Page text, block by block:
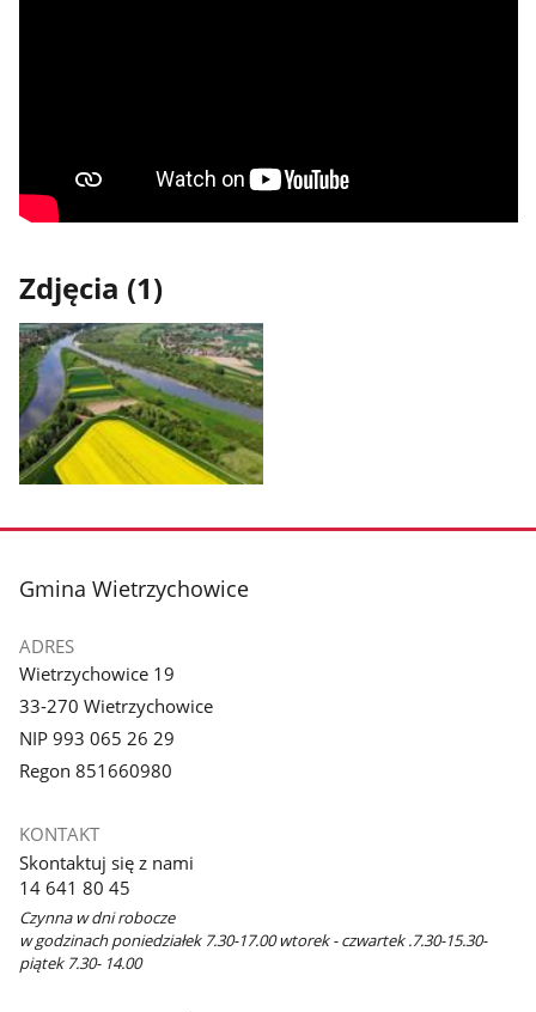
Zdjęcia (1)
galerii.
stopka
Gmina Wietrzychowice
ADRES
Wietrzychowice 19
33-270 Wietrzychowice
NIP 993 065 26 29
Regon 851660980
KONTAKT
Skontaktuj się z nami
14 641 80 45
Czynna w dni robocze
w godzinach poniedziałek 7.30-17.00 wtorek - czwartek .7.30-15.30-
piątek 7.30- 14.00